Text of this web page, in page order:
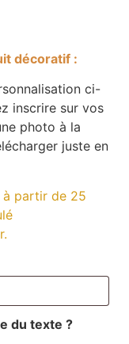
décoratif :
ci-
inscrire sur vos
photo à la
juste en
à partir de 25
du texte ?